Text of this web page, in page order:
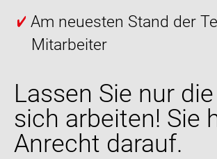
Am neuesten Stand der
Mitarbeiter
Lassen Sie nur
sich arbeiten! Sie
Anrecht darauf.